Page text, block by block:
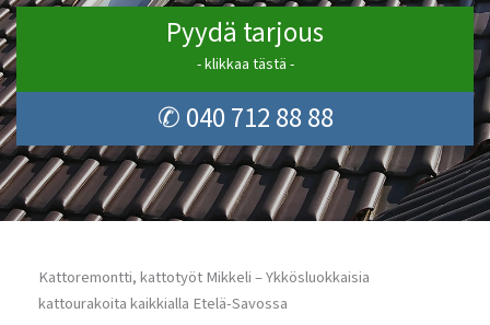
Pyydä tarjous
- klikkaa tästä -
✆ 040 712 88 88
Kattoremontti, kattotyöt Mikkeli – Ykkösluokkaisia
kattourakoita kaikkialla Etelä-Savossa